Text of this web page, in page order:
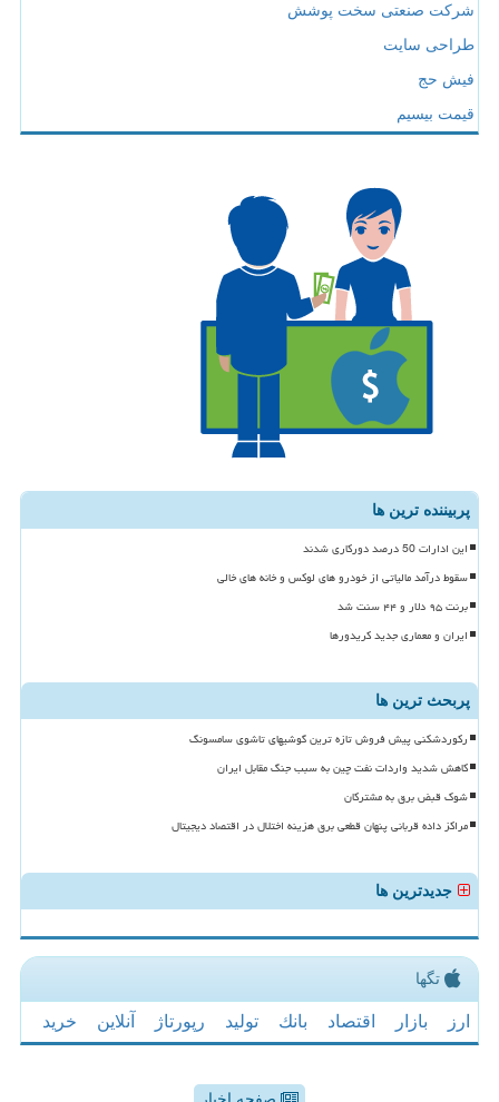
شرکت صنعتی سخت پوشش
طراحی سایت
فیش حج
قیمت بیسیم
پربیننده ترین ها
این ادارات 50 درصد دورکاری شدند
سقوط درآمد مالیاتی از خودرو های لوکس و خانه های خالی
برنت ۹۵ دلار و ۴۴ سنت شد
ایران و معماری جدید کریدورها
پربحث ترین ها
رکوردشکنی پیش فروش تازه ترین گوشیهای تاشوی سامسونگ
کاهش شدید واردات نفت چین به سبب جنگ مقابل ایران
شوک قبض برق به مشترکان
مراکز داده قربانی پنهان قطعی برق هزینه اختلال در اقتصاد دیجیتال
جدیدترین ها
تگها
ارز بازار اقتصاد بانك تولید رپورتاژ آنلاین خرید